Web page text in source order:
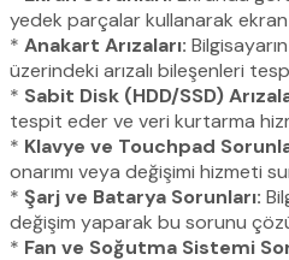
yedek parçalar kullanarak
* Anakart Arızaları:
üzerindeki arızalı bileşenleri
* Sabit Disk (HDD/SSD)
tespit eder ve veri kurtarma
* Klavye ve Touchpad
onarımı veya değişimi hizmeti
* Şarj ve Batarya Sorunları:
değişim yaparak bu sorunu
* Fan ve Soğutma Sistemi